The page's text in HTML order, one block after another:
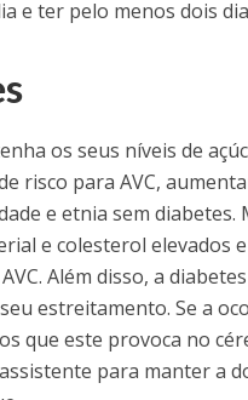
e ter pelo menos dois
os seus níveis de
risco para AVC,
e etnia sem
e colesterol elevados
Além disso, a
estreitamento. Se a
que este provoca no
para manter a